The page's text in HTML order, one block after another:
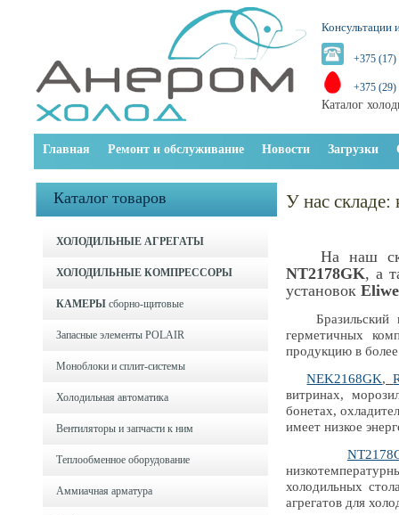
Консультации
+375 (17)
+375 (29)
Каталог
Главная Ремонт и обслуживание Новости Загрузки
Каталог товаров
ХОЛОДИЛЬНЫЕ АГРЕГАТЫ
ХОЛОДИЛЬНЫЕ КОМПРЕССОРЫ
КАМЕРЫ сборно-щитовые
Запасные элементы POLAIR
Моноблоки и cплит-системы
Холодильная автоматика
Вентиляторы и запчасти к ним
Теплообменное оборудование
Аммиачная арматура
У нас
На наш
NT2178GK, а
установок
Бразильский
герметичных
продукцию в
NEK2168GK,
витринах,
бонетах,
имеет низкое
холодильных
агрегатов для